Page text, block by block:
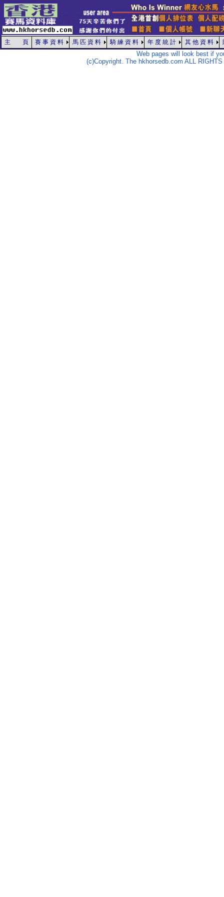
主 頁 賽 事 資 料 馬 匹 資 料 騎 練 資 料 年 度 統 計 其 他 資 料
Web pages will look best if
(c)Copyright. The hkhorsedb.com ALL